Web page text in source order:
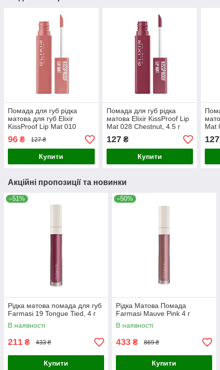
Помада для губ рідка
матова для губ Elixir
KissProof Lip Mat 010
Speckletone Wine, 4.5 г
96 ₴ 127 ₴
Купити
Помада для губ рідка
матова Elixir KissProof Lip
Mat 028 Chestnut, 4.5 г
127₴
Купити
Mat
127
Акційні пропозиції та новинки
–51%
Рідка матова помада для губ
Farmasi 19 Tongue Tied, 4 г
В наявності
211 ₴ 433 ₴
Купити
–50%
Рідка Матова Помада
Farmasi Mauve Pink 4 г
В наявності
433 ₴ 869 ₴
Купити